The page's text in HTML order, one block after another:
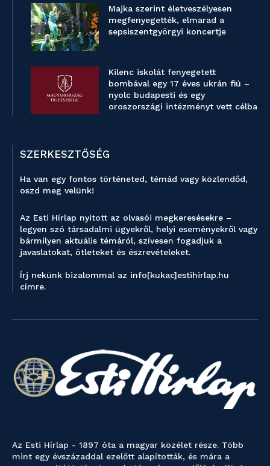
Majka szerint életveszélyesen
megfenyegették, elmarad a
sepsiszentgyörgyi koncertje
Kilenc iskolát fenyegetett
bombával egy 17 éves ukrán fiú –
nyolc budapesti és egy
oroszországi intézményt vett célba
SZERKESZTŐSÉG
Ha van egy fontos történeted, témád vagy közlendőd,
oszd meg velünk!
Az Esti Hírlap nyitott az olvasói megkeresésekre –
legyen szó társadalmi ügyekről, helyi eseményekről vagy
bármilyen aktuális témáról, szívesen fogadjuk a
javaslatokat, ötleteket és észrevételeket.
Írj nekünk bizalommal az info[kukac]estihirlap.hu
címre.
Az Esti Hírlap - 1897 óta a magyar közélet része. Több
mint egy évszázaddal ezelőtt alapították, és mára a